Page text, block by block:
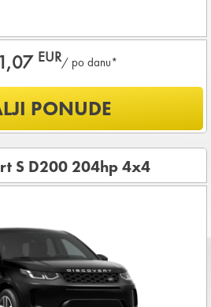
EUR/ po danu*
od štete (CDW) i krađe
vozila?
KARTICI u iznosu od
najma
USLOVI NAJMA
PONUDE
S D200 204hp 4x4